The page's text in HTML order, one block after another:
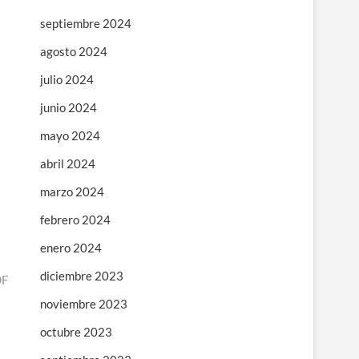
septiembre 2024
agosto 2024
julio 2024
junio 2024
mayo 2024
abril 2024
marzo 2024
febrero 2024
enero 2024
diciembre 2023
noviembre 2023
octubre 2023